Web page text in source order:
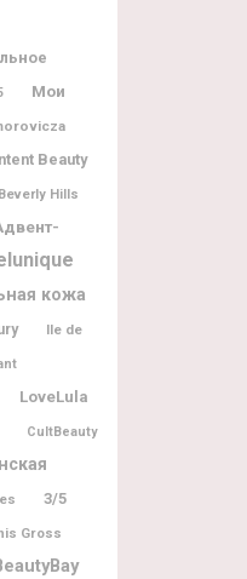
Мои
Beauty
Hills
кожа
Ile de
LoveLula
CultBeauty
3/5
Gross